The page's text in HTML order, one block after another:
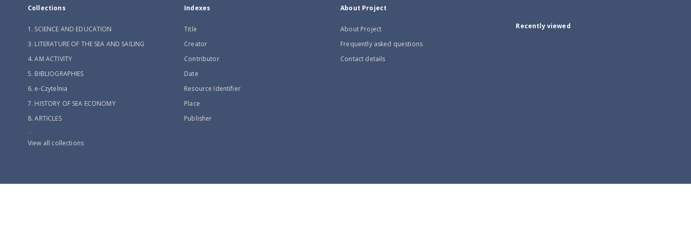
Collections
1. SCIENCE AND EDUCATION
3. LITERATURE OF THE SEA AND SAILING
4. AM ACTIVITY
5. BIBLIOGRAPHIES
6. e-Czytelnia
7. HISTORY OF SEA ECONOMY
8. ARTICLES
...
View all collections
Indexes
Title
Creator
Contributor
Date
Resource Identifier
Place
Publisher
About Project
About Project
Frequently asked questions
Contact details
Recently viewed